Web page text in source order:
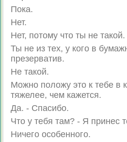
Пока.
Нет.
Нет, потому что ты не такой.
Ты не из тех, у кого в
презерватив.
Не такой.
Можно положу это к тебе в
тяжелее, чем кажется.
Да. - Спасибо.
Что у тебя там? - Я принес
Ничего особенного.